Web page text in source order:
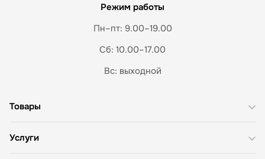
Режим работы
Пн–пт: 9.00–19.00
Сб: 10.00–17.00
Вс: выходной
Товары
Услуги